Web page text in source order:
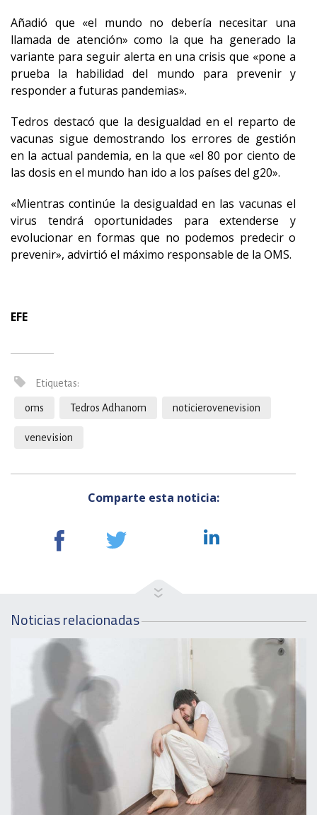
Añadió que «el mundo no debería necesitar una
llamada de atención» como la que ha generado la
variante para seguir alerta en una crisis que «pone a
prueba la habilidad del mundo para prevenir y
responder a futuras pandemias».
Tedros destacó que la desigualdad en el reparto de
vacunas sigue demostrando los errores de gestión
en la actual pandemia, en la que «el 80 por ciento de
las dosis en el mundo han ido a los países del g20».
«Mientras continúe la desigualdad en las vacunas el
virus tendrá oportunidades para extenderse y
evolucionar en formas que no podemos predecir o
prevenir», advirtió el máximo responsable de la OMS.
EFE
Etiquetas:
oms Tedros Adhanom noticierovenevision
venevision
Comparte esta noticia:
Noticias relacionadas